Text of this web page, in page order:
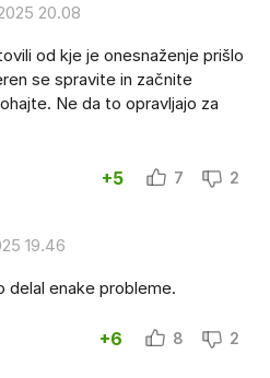
20.08
od kje je onesnaženje prišlo
se spravite in začnite
Ne da to opravljajo za
+5 7 2
19.46
delal enake probleme.
+6 8 2